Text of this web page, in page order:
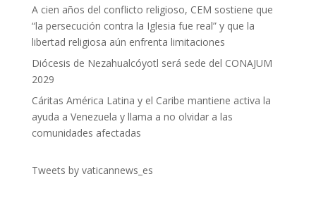
A cien años del conflicto religioso, CEM sostiene que
“la persecución contra la Iglesia fue real” y que la
libertad religiosa aún enfrenta limitaciones
Diócesis de Nezahualcóyotl será sede del CONAJUM
2029
Cáritas América Latina y el Caribe mantiene activa la
ayuda a Venezuela y llama a no olvidar a las
comunidades afectadas
Tweets by vaticannews_es